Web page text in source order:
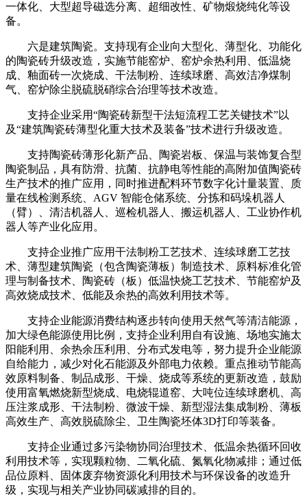
一体化、大型超导磁选分离、超细改性、矿物煅烧纯化等设
备。
六是建筑陶瓷。支持现有企业向大型化、薄型化、功能化
的陶瓷砖升级改造，实施节能窑炉、窑炉余热利用、低温烧
成、釉面砖一次烧成、干法制粉、连续球磨、高效洁净煤制
气、窑炉除尘脱硫脱硝综合治理等技术改造。
支持企业采用“陶瓷砖新型干法短流程工艺关键技术”以
及“建筑陶瓷砖薄型化重大技术及装备”技术进行升级改造。
支持陶瓷砖薄形化新产品、陶瓷岩板、保温与装饰复合型
陶瓷制品，具有防滑、抗菌、抗静电等性能的高附加值陶瓷砖
生产技术的推广应用，同时推进配料环节数字化计量装置、质
量在线检测系统、AGV 智能仓储系统、分拣和码垛机器人
（臂）、清洁机器人、巡检机器人、搬运机器人、工业协作机
器人等产业化应用。
支持企业推广应用干法制粉工艺技术、连续球磨工艺技
术、薄型建筑陶瓷（包含陶瓷薄板）制造技术、原料标准化管
理与制备技术、陶瓷砖（板）低温快烧工艺技术、节能窑炉及
高效烧成技术、低能及余热的高效利用技术等。
支持企业能源消费结构逐步转向使用天然气等清洁能源，
加大绿色能源使用比例，支持企业利用自有设施、场地实施太
阳能利用、余热余压利用、分布式发电等，努力提升企业能源
自给能力，减少对化石能源及外部电力依赖。重点推动节能高
效原料制备、制品成形、干燥、烧成等系统的更新改造，鼓励
使用富氧燃烧新型烧成、电烧辊道窑、大吨位连续球磨机、高
压注浆成形、干法制粉、微波干燥、新型湿法集成制粉、薄板
高效生产、高效脱硫除尘、卫生陶瓷坯体3D打印等装备。
支持企业通过多污染物协同治理技术、低温余热循环回收
利用技术等，实现颗粒物、二氧化硫、氮氧化物减排；通过低
品位原料、固体废弃物资源化利用技术与环保设备的改造升
级，实现与相关产业协同碳减排的目的。